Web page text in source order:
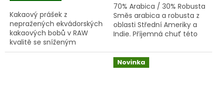
Kakaový prášek z
nepražených ekvádorských
kakaových bobů v RAW
kvalitě se sníženým
obsahem tuku.
5
hvězdiček.
70% Arabica / 30% Robusta
Směs arabica a robusta z
oblasti Střední Ameriky a
Indie. Příjemná chuť této
vyváženým poměrem
dvou druhů káv a
pomalým...
Novinka